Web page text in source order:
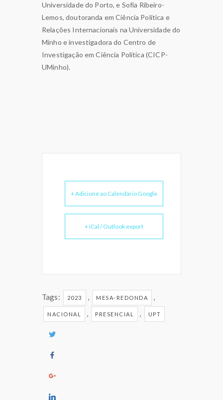
Universidade do Porto, e Sofia Ribeiro-
Lemos, doutoranda em Ciência Política e
Relações Internacionais na Universidade do
Minho e investigadora do Centro de
Investigação em Ciência Política (CICP-
UMinho).
+ Adicione ao Calendário Google
+ iCal / Outlook export
Tags: 2023 , MESA-REDONDA ,
NACIONAL , PRESENCIAL , UPT